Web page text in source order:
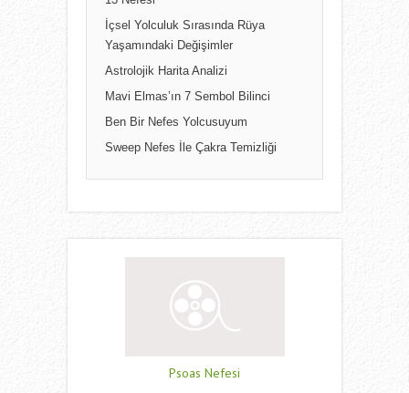
İçsel Yolculuk Sırasında Rüya
Yaşamındaki Değişimler
Astrolojik Harita Analizi
Mavi Elmas’ın 7 Sembol Bilinci
Ben Bir Nefes Yolcusuyum
Sweep Nefes İle Çakra Temizliği
Psoas Nefesi